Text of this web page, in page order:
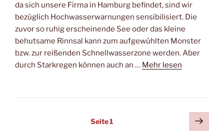
da sich unsere Firma in Hamburg befindet, sind wir
bezüglich Hochwasserwarnungen sensibilisiert. Die
zuvor so ruhig erscheinende See oder das kleine
behutsame Rinnsal kann zum aufgewühlten Monster
bzw. zur reißenden Schnellwasserzone werden. Aber
durch Starkregen können auch an … Mehr lesen
Seitennummerierung
Seite1